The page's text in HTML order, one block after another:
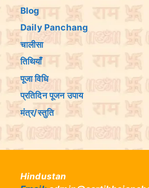
Blog
Daily Panchang
चालीसा
तिथियांँ
पूजा विधि
प्रतिदिन पूजन उपाय
मंत्र/स्तुति
Hindustan